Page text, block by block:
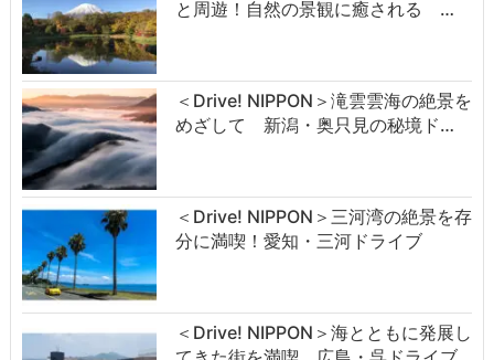
と周遊！自然の景観に癒される …
＜Drive! NIPPON＞滝雲雲海の絶景を
めざして 新潟・奥只見の秘境ド…
＜Drive! NIPPON＞三河湾の絶景を存
分に満喫！愛知・三河ドライブ
＜Drive! NIPPON＞海とともに発展し